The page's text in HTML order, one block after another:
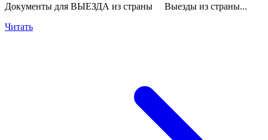
Документы для ВЫЕЗДА из страны Выезды из страны...
Читать